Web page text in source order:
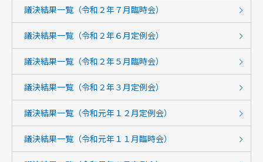
議決結果一覧（令和２年７月臨時会）
議決結果一覧（令和２年６月定例会）
議決結果一覧（令和２年５月臨時会）
議決結果一覧（令和２年３月定例会）
議決結果一覧（令和元年１２月定例会）
議決結果一覧（令和元年１１月臨時会）